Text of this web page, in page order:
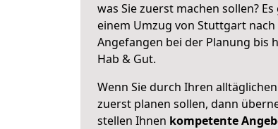
was Sie zuerst machen sollen?
einem Umzug von Stuttgart
Angefangen bei der Planung bis
Hab & Gut.
Wenn Sie durch Ihren
zuerst planen sollen, dann
stellen Ihnen kompetente